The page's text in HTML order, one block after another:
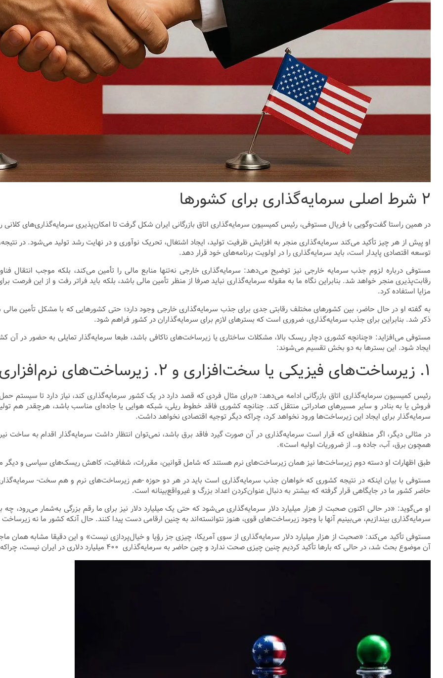
۲ شرط اصلی سرمایه‌گذاری برای کشورها
در همین راستا گفت‌وگویی با فریال مستوفی، رئیس کمیسیون سرمایه‌گذاری اتاق بازرگانی ایران شکل گرفت تا امکان‌پذیری سرمایه‌گذاری‌های
او پیش از هر چیز تأکید می‌کند سرمایه‌گذاری منجر به افزایش ظرفیت تولید، ایجاد اشتغال، تحریک نوآوری و در نهایت رشد تولید می‌شود. در
توسعه اقتصادی پایدار است، باید سرمایه‌گذاری را در اولویت برنامه‌های خود قرار دهد.
مستوفی درباره لزوم جذب سرمایه خارجی نیز توضیح می‌دهد: سرمایه‌گذاری خارجی نه‌تنها منابع مالی را تأمین می‌کند، بلکه موجب انتقال
رقابت‌پذیری منجر خواهد شد. بنابراین‌ نگاه ما به مقوله سرمایه‌گذاری نباید صرفا از منظر تأمین مالی باشد، بلکه باید فراتر رفت و از این فرصت
مزایا استفاده کرد.
به گفته او در حال حاضر، بین کشورهای مختلف رقابتی جدی برای جذب سرمایه‌گذاری خارجی وجود دارد؛ حتی کشورهایی که با مشکل تأمین مالی
ذکر شد. بنابراین‌ برای جذب سرمایه‌گذاری، ضروری است که بسترهای لازم برای سرمایه‌گذاران در کشور فراهم شود.
مستوفی می‌افزاید: «چنانچه کشوری دچار ریسک بالا، مشکلات ساختاری یا زیرساخت‌های ناکافی باشد، طبعا سرمایه‌گذار تمایلی به حضور در
ایجاد شود. این بسترها به دو بخش تقسیم می‌شوند:
۱. زیرساخت‌های فیزیکی یا سخت‌افزاری و ۲. زیرساخت‌های نرم‌افزاری»
رئیس کمیسیون سرمایه‌گذاری اتاق بازرگانی ادامه می‌دهد: «برای مثال فردی که قصد دارد در یک کشور سرمایه‌گذاری کند، نیاز دارد تا سیستم
فروش یا به بنادر و سایر مسیرهای صادراتی منتقل کند. چنانچه کشوری فاقد خطوط ریلی، شبکه هوایی یا جاده‌ای مناسب باشد، هرچقدر هم
سرمایه‌گذار برای ایجاد این زیرساخت‌ها ورود نخواهد کرد، چراکه دیگر توجیه اقتصادی نخواهد داشت.
‌در مثالی دیگر، اگر منطقه‌ای که قرار است سرمایه‌گذاری در آن صورت گیرد فاقد برق باشد، نمی‌توان انتظار داشت سرمایه‌گذار اقدام به ساخت
همچون برق، آب، جاده و…‌ از ضروریات اولیه است».
طبق اظهارات او دسته دوم زیرساخت‌ها نیز همان زیرساخت‌های نرم هستند که شامل قوانین، مقررات، شفافیت، کاهش ریسک‌های سیاسی و
مستوفی با بیان اینکه در نتیجه کشوری که خواهان جذب سرمایه‌گذاری است باید در هر دو حوزه -هم زیرساخت‌های نرم و هم سخت-
حاضر کشور ما در جایگاهی قرار گرفته که بیشتر به دنبال عنوان‌کردن اعداد بزرگ و غیرواقع‌بینانه است.
او می‌گوید: «در حالی اکنون صحبت از هزار میلیارد دلار سرمایه‌گذاری می‌شود که حتی یک میلیارد دلار نیز برای ما رقم بزرگی به‌شمار می‌رود،
سرمایه‌گذاری بیندازیم، می‌بینیم آنها با وجود زیرساخت‌های قوی، هنوز نتوانسته‌اند به چنین ارقامی دست پیدا کنند. حال آنکه کشور ما نه
آن موضوع بحث شد، در حالی که بارها تأکید کردیم چنین چیزی صحت ندارد و چین حاضر به سرمایه‌گذاری ۴۰۰ میلیارد دلاری در ایران نیست، چراکه زیرساخت‌های لازم برای چنین سرمایه‌گذاری‌ای فراهم نیست.